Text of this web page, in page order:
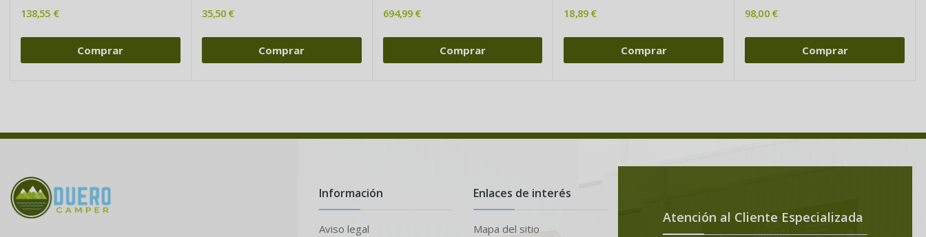
138,55 €
Comprar
35,50 €
Comprar
694,99 €
Comprar
18,89 €
Comprar
98,00 €
Comprar
Información
Aviso legal
Enlaces de interés
Mapa del sitio
Atención al Cliente Especializada